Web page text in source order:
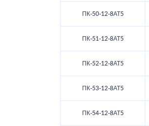
ПК-50-12-8АТ5
ПК-51-12-8АТ5
ПК-52-12-8АТ5
ПК-53-12-8АТ5
ПК-54-12-8АТ5